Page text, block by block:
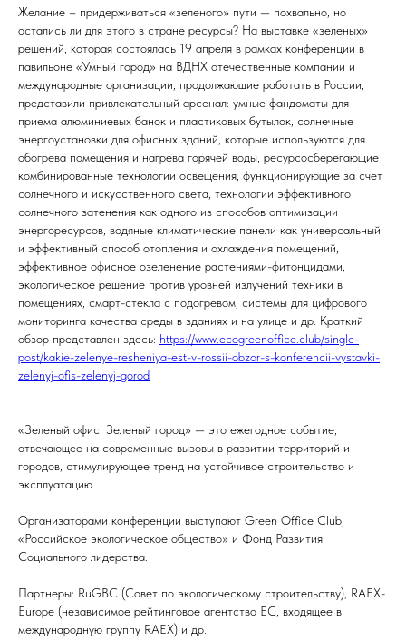
Желание – придерживаться «зеленого» пути — похвально, но
остались ли для этого в стране ресурсы? На выставке «зеленых»
решений, которая состоялась 19 апреля в рамках конференции в
павильоне «Умный город» на ВДНХ отечественные компании и
международные организации, продолжающие работать в России,
представили привлекательный арсенал: умные фандоматы для
приема алюминиевых банок и пластиковых бутылок, солнечные
энергоустановки для офисных зданий, которые используются для
обогрева помещения и нагрева горячей воды, ресурсосберегающие
комбинированные технологии освещения, функционирующие за счет
солнечного и искусственного света, технологии эффективного
солнечного затенения как одного из способов оптимизации
энергоресурсов, водяные климатические панели как универсальный
и эффективный способ отопления и охлаждения помещений,
эффективное офисное озеленение растениями-фитонцидами,
экологическое решение против уровней излучений техники в
помещениях, смарт-стекла с подогревом, системы для цифрового
мониторинга качества среды в зданиях и на улице и др. Краткий
обзор представлен здесь: https://www.ecogreenoffice.club/single-
post/kakie-zelenye-resheniya-est-v-rossii-obzor-s-konferencii-vystavki-
zelenyj-ofis-zelenyj-gorod
«Зеленый офис. Зеленый город» — это ежегодное событие,
отвечающее на современные вызовы в развитии территорий и
городов, стимулирующее тренд на устойчивое строительство и
эксплуатацию.
Организаторами конференции выступают Green Office Club,
«Российское экологическое общество» и Фонд Развития
Социального лидерства.
Партнеры: RuGBC (Совет по экологическому строительству), RAEX-
Europe (независимое рейтинговое агентство ЕС, входящее в
международную группу RAEX) и др.